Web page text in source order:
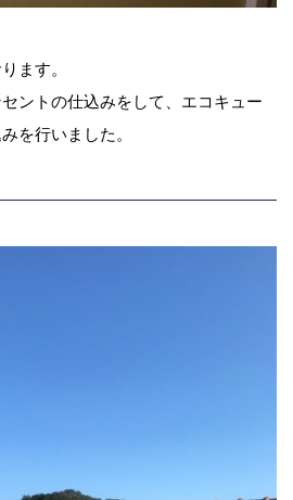
ます。
ントの仕込みをして、エコキュー
を行いました。